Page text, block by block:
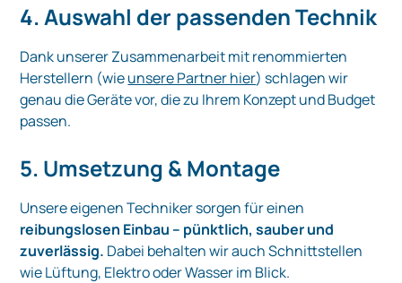
4. Auswahl der passenden Technik
Dank unserer Zusammenarbeit mit renommierten
Herstellern (wieunsere Partner hier) schlagen wir
genau die Geräte vor, die zu Ihrem Konzept und Budget
passen.
5. Umsetzung & Montage
Unsere eigenen Techniker sorgen für einen
reibungslosen Einbau – pünktlich, sauber und
zuverlässig. Dabei behalten wir auch Schnittstellen
wie Lüftung, Elektro oder Wasser im Blick.